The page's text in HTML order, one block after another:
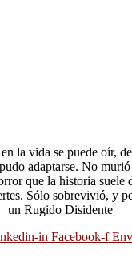
la vida se puede oír,
adaptarse. No
que la historia suele
Sólo sobrevivió, y
un Rugido Disidente
in Facebook-f